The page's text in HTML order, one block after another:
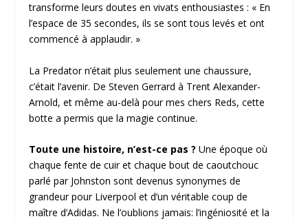
transforme leurs doutes en vivats enthousiastes : « En
l’espace de 35 secondes, ils se sont tous levés et ont
commencé à applaudir. »
La Predator n’était plus seulement une chaussure,
c’était l’avenir. De Steven Gerrard à Trent Alexander-
Arnold, et même au-delà pour mes chers Reds, cette
botte a permis que la magie continue.
Toute une histoire, n’est-ce pas ? Une époque où
chaque fente de cuir et chaque bout de caoutchouc
parlé par Johnston sont devenus synonymes de
grandeur pour Liverpool et d’un véritable coup de
maître d’Adidas. Ne l’oublions jamais: l’ingéniosité et la